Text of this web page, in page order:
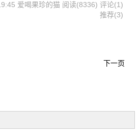
爱喝果珍的猫 阅读(8336) 评论(1)
推荐(3)
下一页